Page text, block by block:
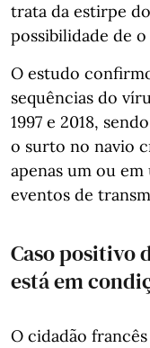
trata da estirpe
possibilidade de
O estudo
sequências do
1997 e 2018,
o surto no navio
apenas um ou
eventos de
Caso positivo
está em
O cidadão